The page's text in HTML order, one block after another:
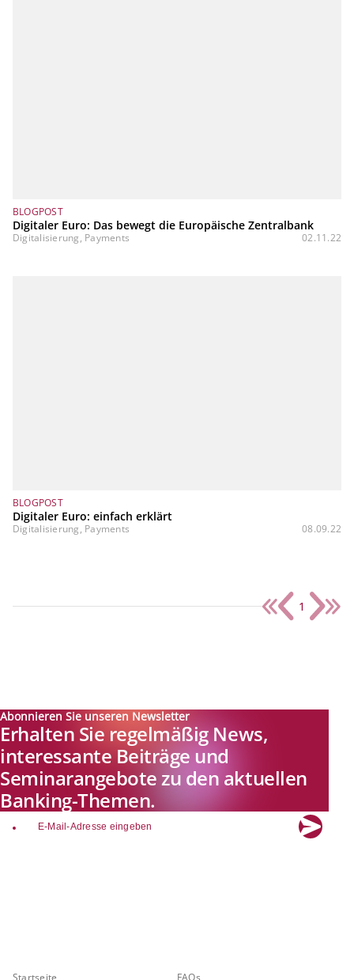
BLOGPOST
Digitaler Euro: Das bewegt die Europäische Zentralbank
Digitalisierung, Payments 02.11.22
BLOGPOST
Digitaler Euro: einfach erklärt
Digitalisierung, Payments 08.09.22
1
Abonnieren Sie unseren Newsletter
Erhalten Sie regelmäßig News,
interessante Beiträge und
Seminarangebote zu den aktuellen
Banking-Themen.
email
Startseite FAQs